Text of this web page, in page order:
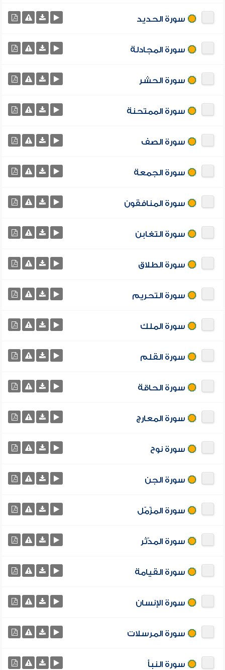
سورة الحديد
سورة المجادلة
سورة الحشر
سورة الممتحنة
سورة الصف
سورة الجمعة
سورة المنافقون
سورة التغابن
سورة الطلاق
سورة التحريم
سورة الملك
سورة القلم
سورة الحاقة
سورة المعارج
سورة نوح
سورة الجن
سورة المزّمّل
سورة المدّثر
سورة القيامة
سورة الإنسان
سورة المرسلات
سورة النبأ